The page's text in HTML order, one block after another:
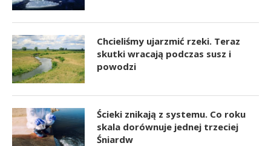
Chcieliśmy ujarzmić rzeki. Teraz
skutki wracają podczas susz i
powodzi
Ścieki znikają z systemu. Co roku
skala dorównuje jednej trzeciej
Śniardw